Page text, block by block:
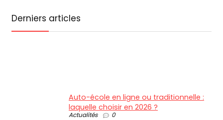
Derniers articles
Auto-école en ligne ou traditionnelle :
laquelle choisir en 2026 ?
Actualités 0